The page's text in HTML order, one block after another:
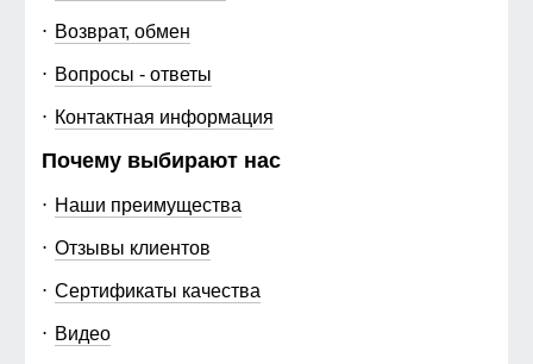
Возврат, обмен
Вопросы - ответы
Контактная информация
Почему выбирают нас
Наши преимущества
Отзывы клиентов
Сертификаты качества
Видео